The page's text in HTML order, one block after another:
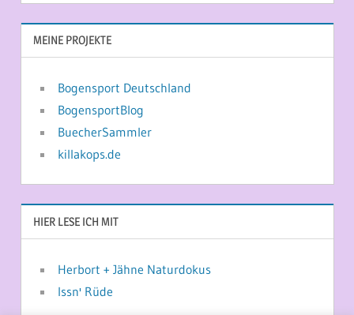
MEINE PROJEKTE
Bogensport Deutschland
BogensportBlog
BuecherSammler
killakops.de
HIER LESE ICH MIT
Herbort + Jähne Naturdokus
Issn' Rüde